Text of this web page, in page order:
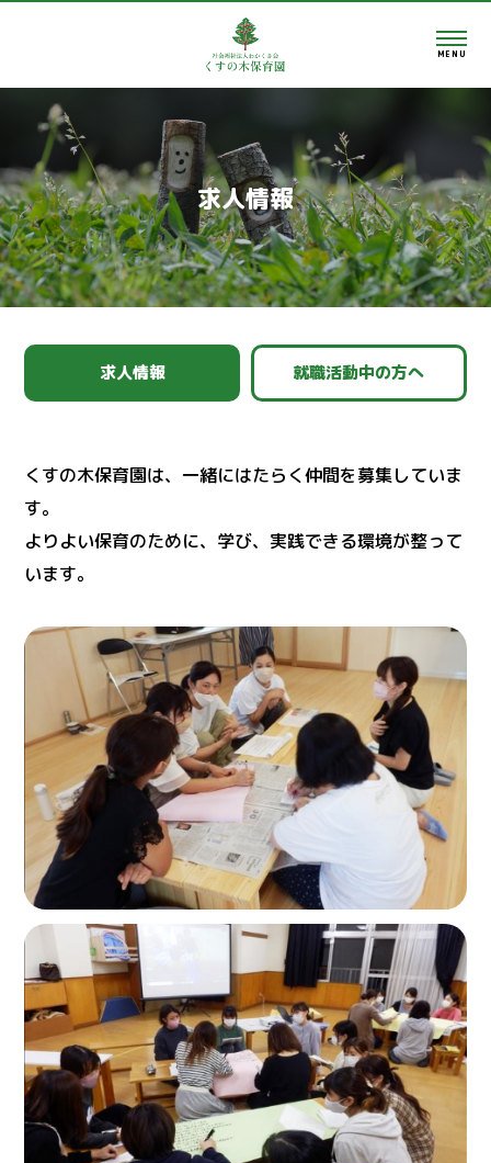
MENU
求人情報
求人情報 就職活動中の方へ
くすの木保育園は、一緒にはたらく仲間を募集していま
す。
よりよい保育のために、学び、実践できる環境が整って
います。